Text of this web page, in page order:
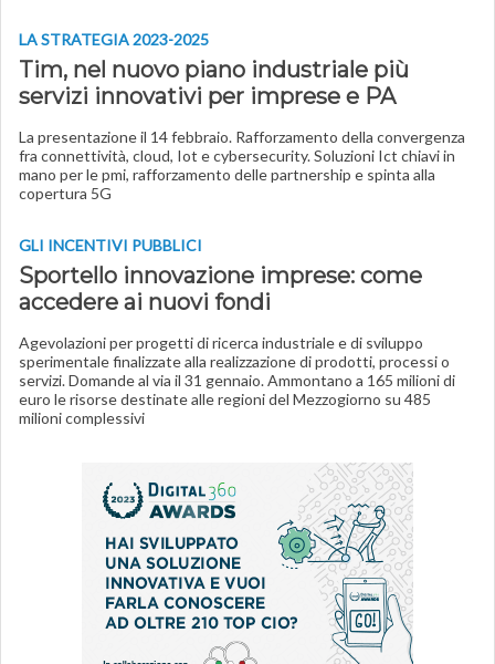
LA STRATEGIA 2023-2025
Tim, nel nuovo piano industriale più
servizi innovativi per imprese e PA
La presentazione il 14 febbraio. Rafforzamento della convergenza
fra connettività, cloud, Iot e cybersecurity. Soluzioni Ict chiavi in
mano per le pmi, rafforzamento delle partnership e spinta alla
copertura 5G
GLI INCENTIVI PUBBLICI
Sportello innovazione imprese: come
accedere ai nuovi fondi
Agevolazioni per progetti di ricerca industriale e di sviluppo
sperimentale finalizzate alla realizzazione di prodotti, processi o
servizi. Domande al via il 31 gennaio. Ammontano a 165 milioni di
euro le risorse destinate alle regioni del Mezzogiorno su 485
milioni complessivi